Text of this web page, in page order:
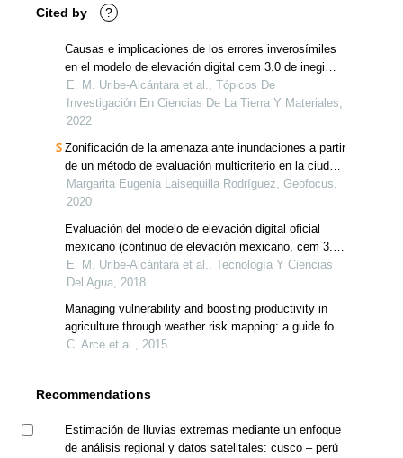
Cited by ?
Causas e implicaciones de los errores inverosímiles
en el modelo de elevación digital cem 3.0 de inegi
observados en planicies
E. M. Uribe-Alcántara et al., Tópicos De
Investigación En Ciencias De La Tierra Y Materiales,
2022
Zonificación de la amenaza ante inundaciones a partir
de un método de evaluación multicriterio en la ciudad
de santiago de cali, colombia
Margarita Eugenia Laisequilla Rodríguez, Geofocus,
2020
Evaluación del modelo de elevación digital oficial
mexicano (continuo de elevación mexicano, cem 3.0)
de inegi
E. M. Uribe-Alcántara et al., Tecnología Y Ciencias
Del Agua, 2018
Managing vulnerability and boosting productivity in
agriculture through weather risk mapping: a guide for
development practitioners
C. Arce et al., 2015
Recommendations
Estimación de lluvias extremas mediante un enfoque
de análisis regional y datos satelitales: cusco – perú